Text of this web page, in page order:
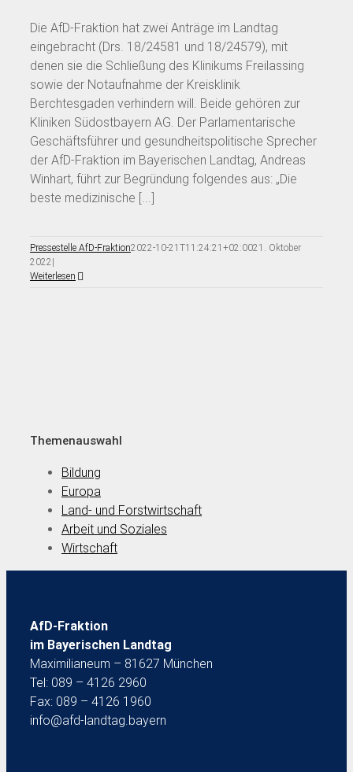
Die AfD-Fraktion hat zwei Anträge im Landtag
eingebracht (Drs. 18/24581 und 18/24579), mit
denen sie die Schließung des Klinikums Freilassing
sowie der Notaufnahme der Kreisklinik
Berchtesgaden verhindern will. Beide gehören zur
Kliniken Südostbayern AG. Der Parlamentarische
Geschäftsführer und gesundheitspolitische Sprecher
der AfD-Fraktion im Bayerischen Landtag, Andreas
Winhart, führt zur Begründung folgendes aus: „Die
beste medizinische [...]
Pressestelle AfD-Fraktion2022-10-21T11:24:21+02:0021. Oktober
2022 |
Weiterlesen
Themenauswahl
Bildung
Europa
Land- und Forstwirtschaft
Arbeit und Soziales
Wirtschaft
AfD-Fraktion
im Bayerischen Landtag
Maximilianeum – 81627 München
Tel: 089 – 4126 2960
Fax: 089 – 4126 1960
info@afd-landtag.bayern